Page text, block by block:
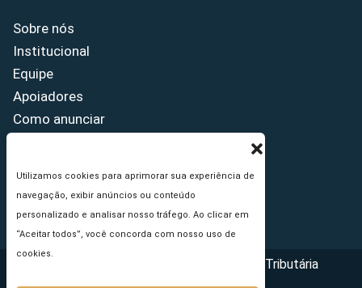
Utilizamos cookies para aprimorar sua experiência de
navegação, exibir anúncios ou conteúdo
personalizado e analisar nosso tráfego. Ao clicar em
“Aceitar todos”, você concorda com nosso uso de
cookies.
Sobre nós
Institucional
Equipe
Apoiadores
Como anunciar
Princípios Editoriais
Copyright © 2026 - Portal da Reforma Tributária